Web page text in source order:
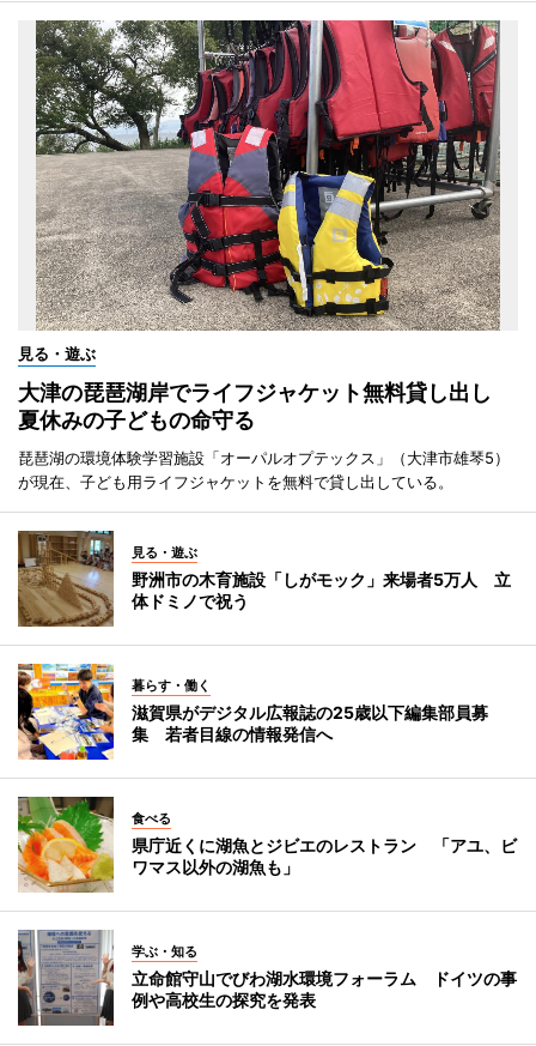
見る・遊ぶ
大津の琵琶湖岸でライフジャケット無料貸し出し
夏休みの子どもの命守る
琵琶湖の環境体験学習施設「オーパルオプテックス」（大津市雄琴5）
が現在、子ども用ライフジャケットを無料で貸し出している。
見る・遊ぶ
野洲市の木育施設「しがモック」来場者5万人 立
体ドミノで祝う
暮らす・働く
滋賀県がデジタル広報誌の25歳以下編集部員募
集 若者目線の情報発信へ
食べる
県庁近くに湖魚とジビエのレストラン 「アユ、ビ
ワマス以外の湖魚も」
学ぶ・知る
立命館守山でびわ湖水環境フォーラム ドイツの事
例や高校生の探究を発表